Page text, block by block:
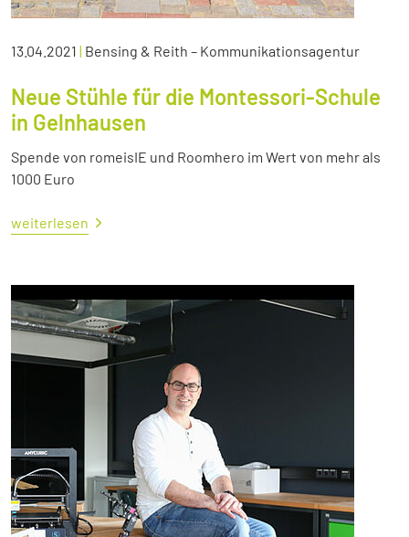
13.04.2021 | Bensing & Reith – Kommunikationsagentur
Neue Stühle für die Montessori-Schule
in Gelnhausen
Spende von romeisIE und Roomhero im Wert von mehr als
1000 Euro
weiterlesen